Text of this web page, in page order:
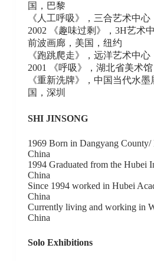
国，巴黎
《人工呼吸》，三合艺术中
2002 《趣味过剩》，3H艺术
前波画廊，美国，纽约
《跑跳爬走》，远洋艺术中
2001 《呼吸》，湖北省美术
《重新洗牌》，中国当代水
国，深圳
SHI JINSONG
1969 Born in Dangyang County/
China
1994 Graduated from the Hubei
China
Since 1994 worked in Hubei
China
Currently living and working in
China
Solo Exhibitions